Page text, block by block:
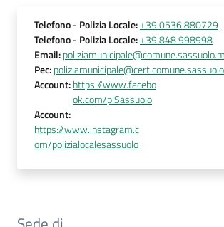
Telefono- Polizia Locale:+39 0536 880729
Telefono- Polizia Locale:+39 848 998998
Email:
Pec:
Account:https://www.facebo
ok.com/plSassuolo
Account:
https://www.instagram.c
om/polizialocalesassuolo